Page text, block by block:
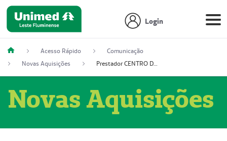
Login
Acesso Rápido
Comunicação
Novas Aquisições
Prestador CENTRO DE ONCOLOGIA
Novas Aquisições